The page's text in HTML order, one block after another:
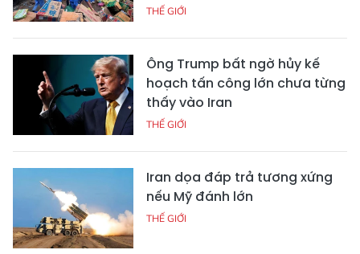
THẾ GIỚI
Ông Trump bất ngờ hủy kế
hoạch tấn công lớn chưa từng
thấy vào Iran
THẾ GIỚI
Iran dọa đáp trả tương xứng
nếu Mỹ đánh lớn
THẾ GIỚI